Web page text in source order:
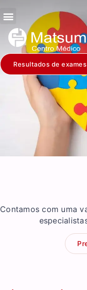
Resultados de exames
Contamos com uma